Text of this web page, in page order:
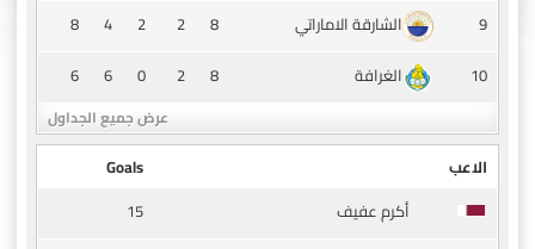
9
الشارقة الاماراتي 8
2
2
4
8
10
الغرافة 8
2
0
6
6
عرض جميع الجداول
الاعب
Goals
أكرم عفيف
15